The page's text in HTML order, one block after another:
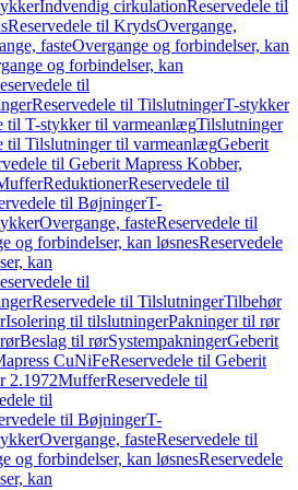
Indvendig cirkulationReservedele til
Reservedele til KrydsOvergange,
fasteOvergange og forbindelser, kan
og forbindelser, kan
til
Reservedele til TilslutningerT-stykker
til T-stykker til varmeanlægTilslutninger
til Tilslutninger til varmeanlægGeberit
til Geberit Mapress Kobber,
ReduktionerReservedele til
til BøjningerT-
Overgange, fasteReservedele til
og forbindelser, kan løsnesReservedele
kan
til
Reservedele til TilslutningerTilbehør
Isolering til tilslutningerPakninger til rør
Beslag til rørSystempakningerGeberit
CuNiFeReservedele til Geberit
2.1972MufferReservedele til
til
til BøjningerT-
Overgange, fasteReservedele til
og forbindelser, kan løsnesReservedele
kan